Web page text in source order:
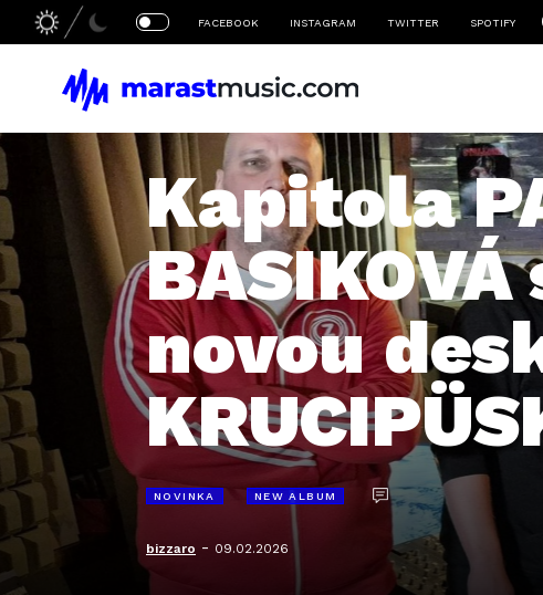
FACEBOOK INSTAGRAM TWITTER SPOTIFY
Kapitola
novou
NOVINKA NEW ALBUM
bizzaro - 09.02.2026